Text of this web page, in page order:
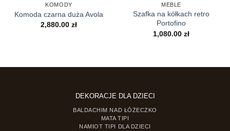
KOMODY
Komoda czarna duża Avola
2,880.00 zł
MEBLE
Szafka na kółkach retro
Portofino
1,080.00 zł
DEKORACJE DLA DZIECI
BALDACHIM NAD ŁÓŻECZKO
MATA TIPI
NAMIOT TIPI DLA DZIECI